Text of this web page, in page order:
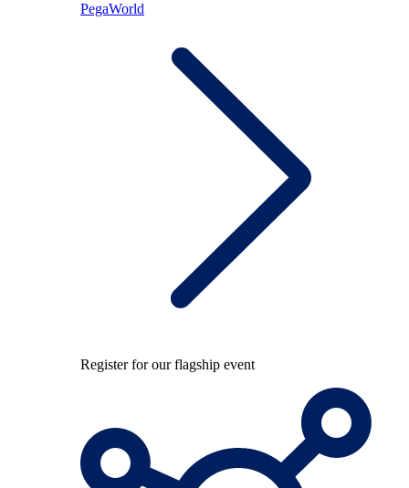
PegaWorld
Register for our flagship event